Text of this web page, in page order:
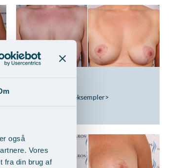
også
Vores
fra din brug af
Vis behandlingseksempler>